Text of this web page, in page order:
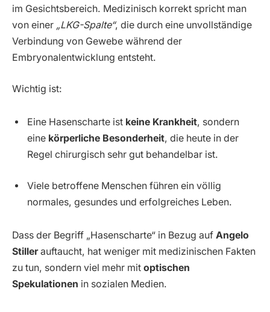
im Gesichtsbereich. Medizinisch korrekt spricht man
von einer „LKG-Spalte“, die durch eine unvollständige
Verbindung von Gewebe während der
Embryonalentwicklung entsteht.
Wichtig ist:
Eine Hasenscharte ist keine Krankheit, sondern
eine körperliche Besonderheit, die heute in der
Regel chirurgisch sehr gut behandelbar ist.
Viele betroffene Menschen führen ein völlig
normales, gesundes und erfolgreiches Leben.
Dass der Begriff „Hasenscharte“ in Bezug auf Angelo
Stillerauftaucht, hat weniger mit medizinischen Fakten
zu tun, sondern viel mehr mit optischen
Spekulationen in sozialen Medien.